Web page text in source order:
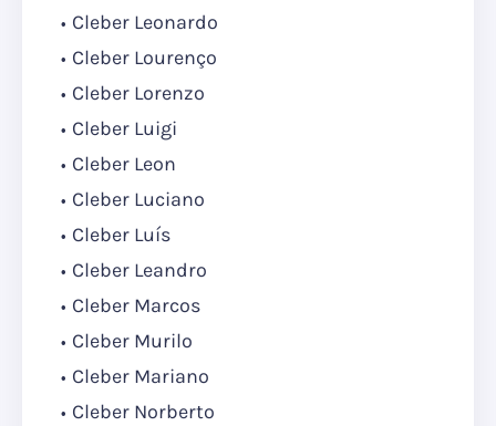
Cleber Leonardo
Cleber Lourenço
Cleber Lorenzo
Cleber Luigi
Cleber Leon
Cleber Luciano
Cleber Luís
Cleber Leandro
Cleber Marcos
Cleber Murilo
Cleber Mariano
Cleber Norberto